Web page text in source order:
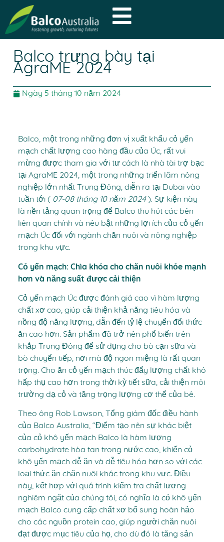
Balco trưng bày tại
AgraME 2024
Ngày 5 tháng 10 năm 2024
Balco, một trong những đơn vị xuất khẩu cỏ yến
mạch chất lượng cao hàng đầu của Úc, rất vui
mừng được tham gia với tư cách là nhà tài trợ bạc
tại AgraME 2024, một trong những triển lãm nông
nghiệp lớn nhất Trung Đông, diễn ra tại Dubai vào
tuần tới ( 07-08 tháng 10 năm 2024 ). Sự kiện này
là nền tảng quan trọng để Balco thu hút các bên
liên quan chính và nêu bật những lợi ích của cỏ yến
mạch Úc đối với ngành chăn nuôi và nông nghiệp
trong khu vực.
Cỏ yến mạch: Chìa khóa cho chăn nuôi khỏe mạnh
hơn và năng suất được cải thiện
Cỏ yến mạch Úc được đánh giá cao vì hàm lượng
chất xơ cao, giúp cải thiện khả năng tiêu hóa và
nồng độ năng lượng, dẫn đến tỷ lệ chuyển đổi thức
ăn cao hơn. Sản phẩm đã trở nên phổ biến trên
khắp Trung Đông để sử dụng cho bò cạn sữa và
bò chuyển tiếp, nơi mà độ ngon miệng là rất quan
trọng. Cho ăn cỏ yến mạch thúc đẩy lượng chất khô
hấp thụ cao hơn trong thời kỳ tiết sữa, cải thiện môi
trường dạ cỏ và tăng trọng lượng cơ thể của bê.
Theo ông Rob Lawson, Tổng giám đốc điều hành
của Balco Australia, “Điểm tạo nên sự khác biệt
của cỏ khô yến mạch Balco là hàm lượng
carbohydrate hòa tan trong nước cao, khiến cỏ
khô yến mạch dễ ăn và dễ tiêu hóa hơn so với các
loại thức ăn chăn nuôi khác trong khu vực. Điều
này, kết hợp với quá trình kiểm tra chất lượng
nghiêm ngặt của chúng tôi, có nghĩa là cỏ khô yến
mạch Balco cung cấp chất xơ bổ sung hoàn hảo
cho các nguồn protein cao, giúp người chăn nuôi
đạt được mục tiêu của họ, cho dù đó là tăng sản